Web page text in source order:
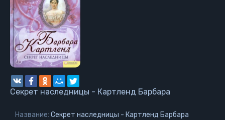
Секрет наследницы - Картленд Барбара
Название: Секрет наследницы - Картленд Барбара